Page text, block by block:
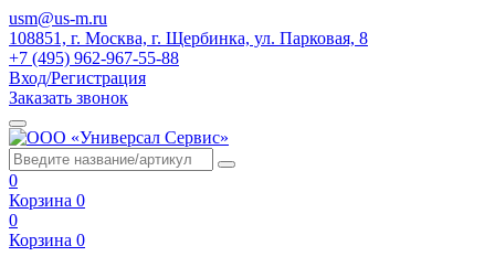
usm@us-m.ru
108851, г. Москва, г. Щербинка, ул. Парковая, 8
+7 (495) 962-967-55-88
Вход/Регистрация
Заказать звонок
0
Корзина 0
0
Корзина 0